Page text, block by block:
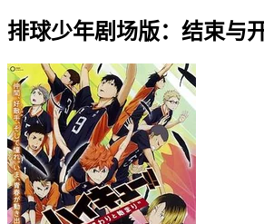
排球少年剧场版：结束与